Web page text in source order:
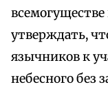
утверждать,
язычников к
небесного без